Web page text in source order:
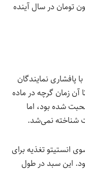
در سال‌جاری به حدود ۱۵ میلیون تومان در سال آینده
سبد هزینه معیشت کارگری از اوایل دهه ۹۰ با پافشاری نمایندگان
آن زمان گرچه در ماده
شده بود، اما
شناخته نمی‌شد.
انستیتو تغذیه برای
این سبد در طول